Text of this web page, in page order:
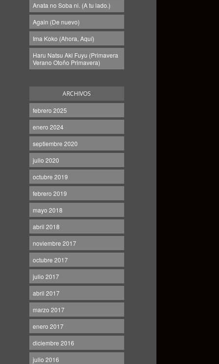
Anata no Soba ni. (A tu lado.)
Again (De nuevo)
Ima Koko (Ahora, Aquí)
Haru Natsu Aki Fuyu (Primavera
Verano Otoño Primavera)
ARCHIVOS
febrero 2025
enero 2024
septiembre 2020
julio 2020
octubre 2019
febrero 2019
mayo 2018
abril 2018
noviembre 2017
octubre 2017
julio 2017
abril 2017
marzo 2017
enero 2017
diciembre 2016
julio 2016